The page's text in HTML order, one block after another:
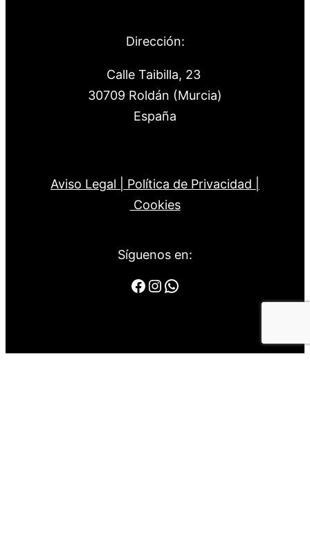
Dirección:
Calle Taibilla, 23
30709 Roldán (Murcia)
España
Aviso Legal |
Política de Privacidad |
Cookies
Síguenos en:
Facebook Instagram WhatsApp